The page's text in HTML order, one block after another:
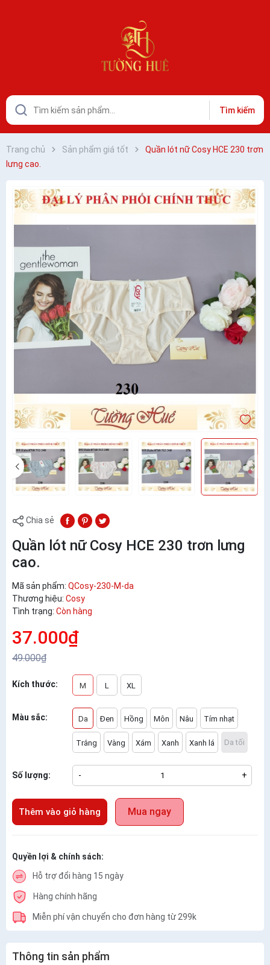
Tìm kiếm
Trang chủ Sản phẩm giá tốt
Quần lót nữ Cosy HCE 230 trơn
lưng cao.
Chia sẻ
Quần lót nữ Cosy HCE 230 trơn lưng
cao.
Mã sản phẩm: QCosy-230-M-da
Thương hiệu: Cosy
Tình trạng: Còn hàng
37.000₫
49.000₫
Kích thước: M L XL
Màu sắc: Da Đen Hồng Môn Nâu Tím nhạt
Trắng Vàng Xám Xanh Xanh lá Da tối
Số lượng: - +
Thêm vào giỏ hàng Mua ngay
Quyền lợi & chính sách:
Hỗ trợ đổi hàng 15 ngày
Hàng chính hãng
Miễn phí vận chuyển cho đơn hàng từ 299k
Thông tin sản phẩm